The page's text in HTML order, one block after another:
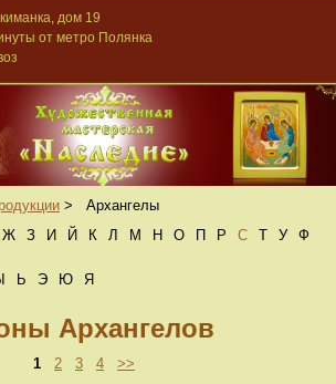
дом 19
от метро Полянка
>
Архангелы
Ж З И Й К Л М Н О П Р С Т У Ф
Ь Э Ю Я
Архангелов
1 2 3 4
>>